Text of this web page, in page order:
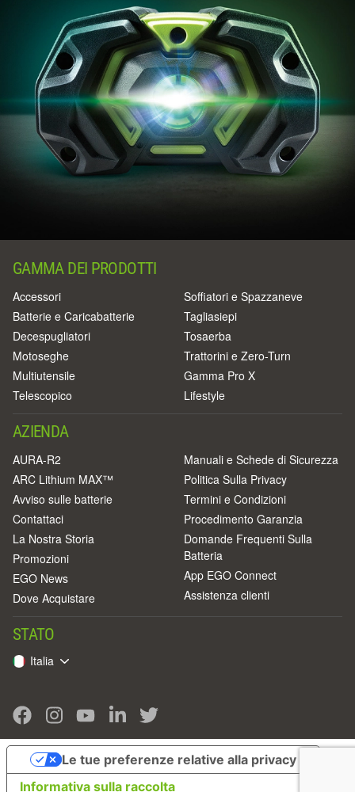
GAMMA DEI PRODOTTI
Accessori
Batterie e Caricabatterie
Decespugliatori
Motoseghe
Multiutensile
Telescopico
Soffiatori e Spazzaneve
Tagliasiepi
Tosaerba
Trattorini e Zero-Turn
Gamma Pro X
Lifestyle
AZIENDA
AURA-R2
ARC Lithium MAX™
Avviso sulle batterie
Contattaci
La Nostra Storia
Promozioni
EGO News
Dove Acquistare
Manuali e Schede di Sicurezza
Politica Sulla Privacy
Termini e Condizioni
Procedimento Garanzia
Domande Frequenti Sulla
Batteria
App EGO Connect
Assistenza clienti
STATO
Italia
Informativa sulla raccolta
Le tue preferenze relative alla privacy